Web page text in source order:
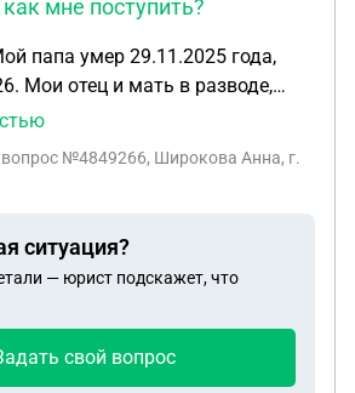
мне поступить?
папа умер 29.11.2025 года,
Мои отец и мать в разводе,
городе со своей женой.
необходимую для посещения
что в мертвых не числится.
что жена отца не отнесла
получила свидетельство. У нас
я понимаю, что она
чтоб я пропустила сроки
вопрос №4849266, Широкова Анна, г.
ситуация?
— юрист подскажет, что
свой вопрос